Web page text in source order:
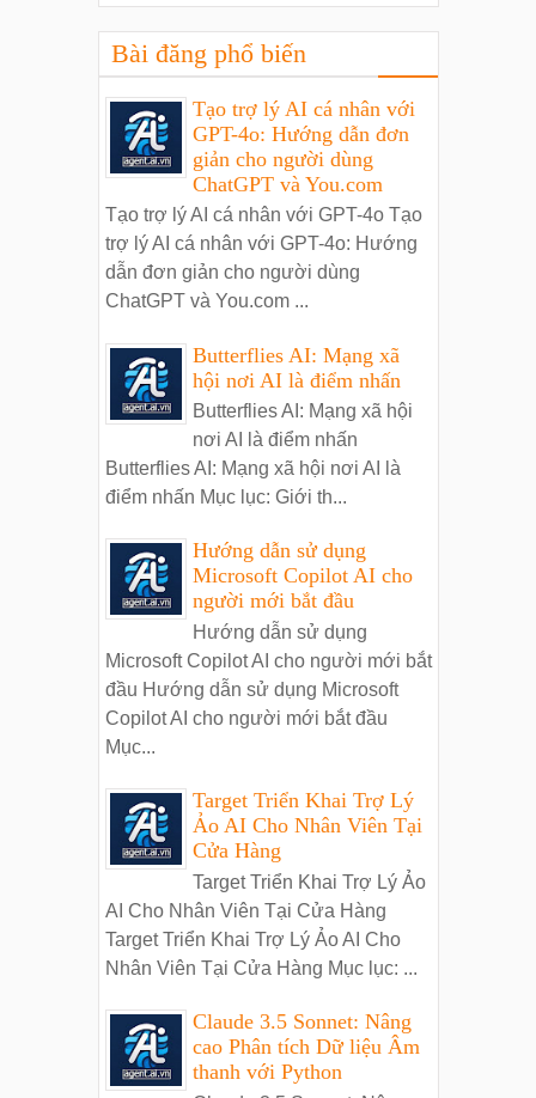
Bài đăng phổ biến
Tạo trợ lý AI cá nhân với
GPT-4o: Hướng dẫn đơn
giản cho người dùng
ChatGPT và You.com
Tạo trợ lý AI cá nhân với GPT-4o Tạo
trợ lý AI cá nhân với GPT-4o: Hướng
dẫn đơn giản cho người dùng
ChatGPT và You.com ...
Butterflies AI: Mạng xã
hội nơi AI là điểm nhấn
Butterflies AI: Mạng xã hội
nơi AI là điểm nhấn
Butterflies AI: Mạng xã hội nơi AI là
điểm nhấn Mục lục: Giới th...
Hướng dẫn sử dụng
Microsoft Copilot AI cho
người mới bắt đầu
Hướng dẫn sử dụng
Microsoft Copilot AI cho người mới bắt
đầu Hướng dẫn sử dụng Microsoft
Copilot AI cho người mới bắt đầu
Mục...
Target Triển Khai Trợ Lý
Ảo AI Cho Nhân Viên Tại
Cửa Hàng
Target Triển Khai Trợ Lý Ảo
AI Cho Nhân Viên Tại Cửa Hàng
Target Triển Khai Trợ Lý Ảo AI Cho
Nhân Viên Tại Cửa Hàng Mục lục: ...
Claude 3.5 Sonnet: Nâng
cao Phân tích Dữ liệu Âm
thanh với Python